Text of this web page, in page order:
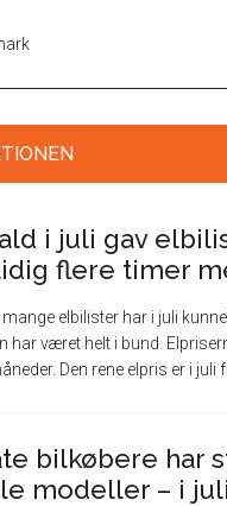
i juli gav
flere timer
mange elbilister har i juli
har været helt i bund.
Den rene elpris er i
bilkøbere har
modeller – i